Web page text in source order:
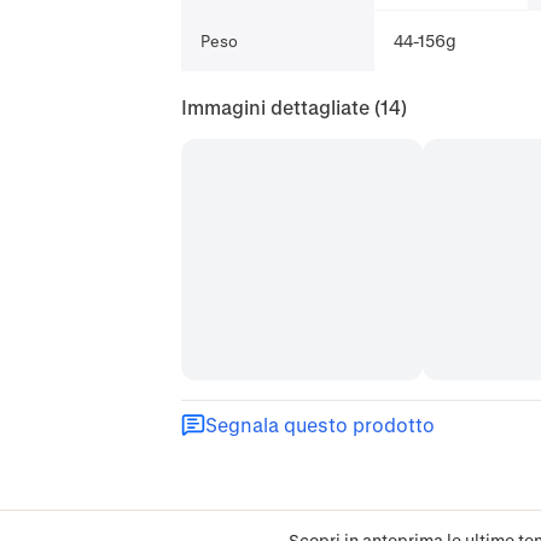
Peso 44-156g
Immagini dettagliate (14)
Segnala questo prodotto